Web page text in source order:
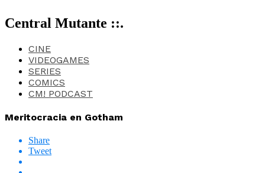
Central Mutante ::.
CINE
VIDEOGAMES
SERIES
COMICS
CM! PODCAST
Meritocracia en Gotham
Share
Tweet